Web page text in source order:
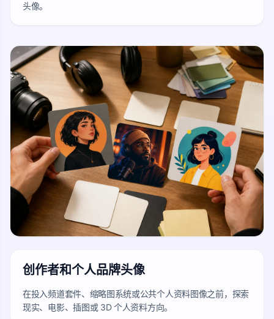
头像。
创作者和个人品牌头像
在投入频道套件、缩略图系统或公共个人资料图像之前，探索
现实、电影、插图或 3D 个人资料方向。